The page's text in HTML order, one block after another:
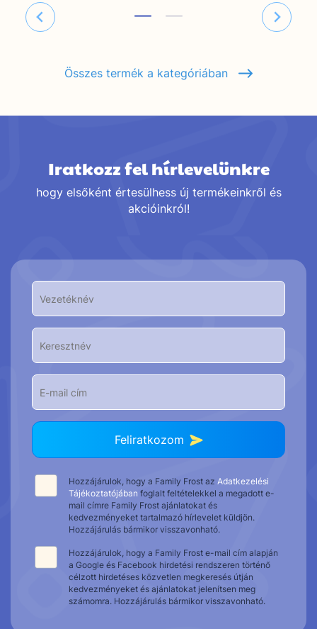
Összes termék a kategóriában
Iratkozz fel hírlevelünkre
hogy elsőként értesülhess új termékeinkről és
akcióinkról!
Feliratkozom
Hozzájárulok, hogy a Family Frost az Adatkezelési
Tájékoztatójában foglalt feltételekkel a megadott e-
mail címre Family Frost ajánlatokat és
kedvezményeket tartalmazó hírlevelet küldjön.
Hozzájárulás bármikor visszavonható.
Hozzájárulok, hogy a Family Frost e-mail cím alapján
a Google és Facebook hirdetési rendszeren történő
célzott hirdetéses közvetlen megkeresés útján
kedvezményeket és ajánlatokat jelenítsen meg
számomra. Hozzájárulás bármikor visszavonható.